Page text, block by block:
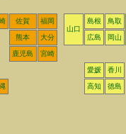
佐賀
福岡
山口
島根
鳥取
熊本 大分 広島 岡山
鹿児島 宮崎
愛媛 香川
高知 徳島